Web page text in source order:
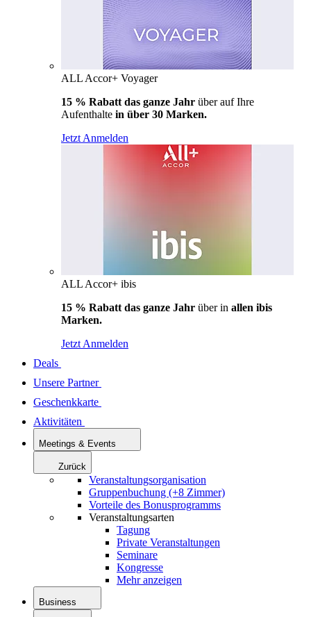
ALL Accor+ Voyager
15 % Rabatt das ganze Jahr über auf Ihre
Aufenthalte in über 30 Marken.
Jetzt Anmelden
ALL Accor+ ibis
15 % Rabatt das ganze Jahr über in allen ibis
Marken.
Jetzt Anmelden
Deals
Unsere Partner
Geschenkkarte
Aktivitäten
Meetings & Events
Zurück
Veranstaltungsorganisation
Gruppenbuchung (+8 Zimmer)
Vorteile des Bonusprogramms
Veranstaltungsarten
Tagung
Private Veranstaltungen
Seminare
Kongresse
Mehr anzeigen
Business